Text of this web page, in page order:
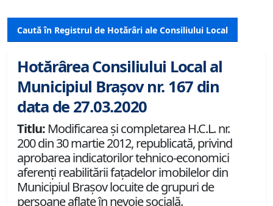
Caută în Registrul de Hotărâri ale Consiliului Local
Hotărârea Consiliului Local al
Municipiul Brașov nr. 167 din
data de 27.03.2020
Titlu: Modificarea şi completarea H.C.L. nr.
200 din 30 martie 2012, republicată, privind
aprobarea indicatorilor tehnico-economici
aferenţi reabilitării faţadelor imobilelor din
Municipiul Braşov locuite de grupuri de
persoane aflate în nevoie socială.